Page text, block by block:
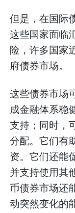
但是，在国际
这些国家面临
险，许多国家
府债券市场。
这些债券市场
成金融体系稳
支持；同时，
分配。它们有
资。它们还能
并支持使用其
币债券市场还
动突然变化的